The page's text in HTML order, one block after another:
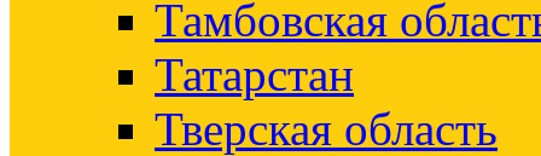
Тамбовская
Татарстан
Тверская область